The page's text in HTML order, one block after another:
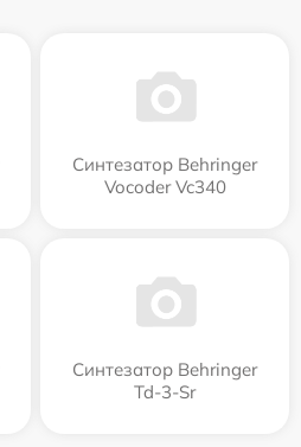
Синтезатор Behringer
Vocoder Vc340
Синтезатор Behringer
Td-3-Sr